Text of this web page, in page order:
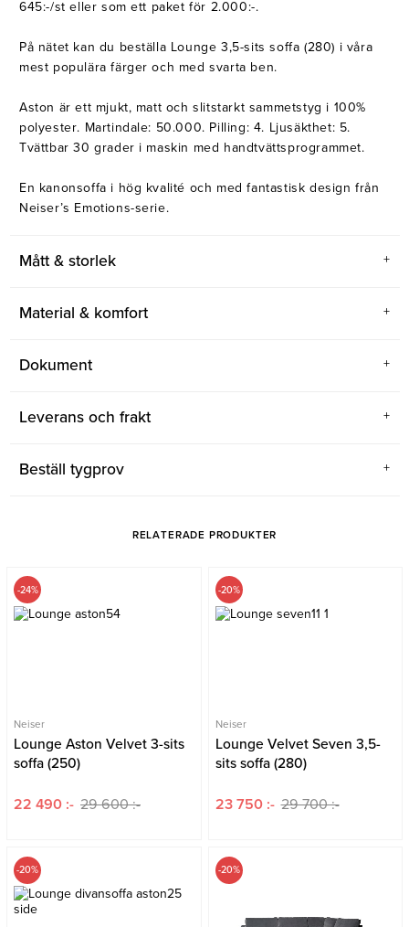
645:-/st eller som ett paket för 2.000:-.
På nätet kan du beställa Lounge 3,5-sits soffa (280) i våra
mest populära färger och med svarta ben.
Aston är ett mjukt, matt och slitstarkt sammetstyg i 100%
polyester. Martindale: 50.000. Pilling: 4. Ljusäkthet: 5.
Tvättbar 30 grader i maskin med handtvättsprogrammet.
En kanonsoffa i hög kvalité och med fantastisk design från
Neiser’s Emotions-serie.
Mått & storlek
Material & komfort
Dokument
Leverans och frakt
Beställ tygprov
RELATERADE PRODUKTER
-24%
Neiser
Lounge Aston Velvet 3-sits
soffa (250)
22 490 :- 29 600 :-
-20%
Neiser
Lounge Velvet Seven 3,5-
sits soffa (280)
23 750 :- 29 700 :-
-20% -20%